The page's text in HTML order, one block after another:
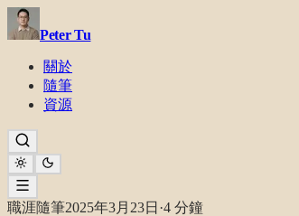
Peter Tu
關於
隨筆
資源
職涯隨筆2025年3月23日 ·4 分鐘